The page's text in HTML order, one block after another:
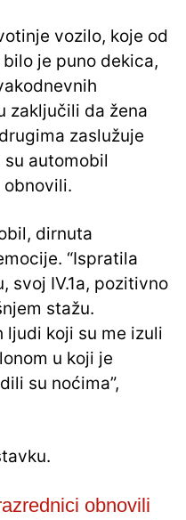
vozilo, koje od
je puno dekica,
zaključili da žena
zaslužuje
automobil
dirnuta
“Ispratila
svoj IV.1a, pozitivno
stažu.
ljudi koji su me izuli
u koji je
su noćima”,
obnovili